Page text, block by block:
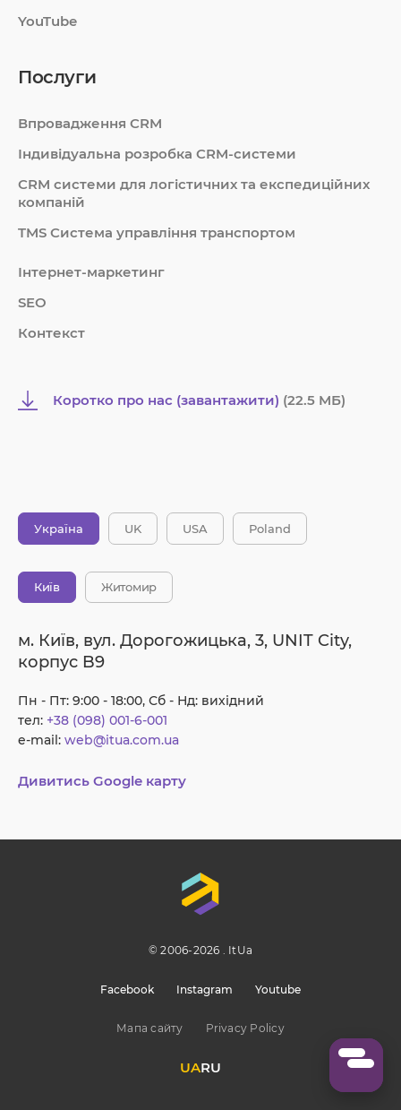
YouTube
Послуги
Впровадження CRM
Індивідуальна розробка CRM-системи
СRM системи для логістичних та експедиційних
компаній
TMS Система управління транспортом
Інтернет-маркетинг
SEO
Контекст
Коротко про нас (завантажити) (22.5 MБ)
Україна UK USA Poland
Київ Житомир
м. Київ, вул. Дорогожицька, 3, UNIT City,
корпус B9
Пн - Пт: 9:00 - 18:00, Сб - Нд: вихідний
тел: +38 (098) 001-6-001
e-mail: web@itua.com.ua
Дивитись Google карту
Мапа сайту Privacy Policy
RU
UA
© 2006-2026 . ItUa
Facebook Instagram Youtube